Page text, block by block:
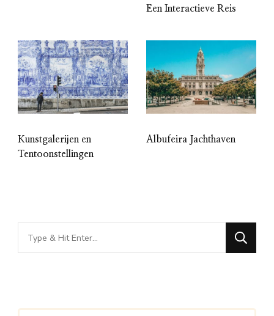
Een Interactieve Reis
Kunstgalerijen en
Tentoonstellingen
Albufeira Jachthaven
Looking
for